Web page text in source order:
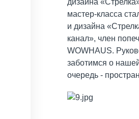
дизайна
мастер-класса
и дизайна
канал», член
WOWHAUS.
заботимся о
очередь -